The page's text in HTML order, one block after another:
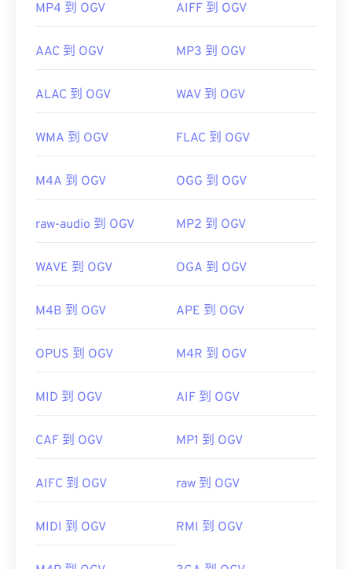
MP4 到 OGV AIFF 到 OGV
AAC 到 OGV MP3 到 OGV
ALAC 到 OGV WAV 到 OGV
WMA 到 OGV FLAC 到 OGV
M4A 到 OGV OGG 到 OGV
raw-audio 到 OGV MP2 到 OGV
WAVE 到 OGV OGA 到 OGV
M4B 到 OGV APE 到 OGV
OPUS 到 OGV M4R 到 OGV
MID 到 OGV AIF 到 OGV
CAF 到 OGV MP1 到 OGV
AIFC 到 OGV raw 到 OGV
MIDI 到 OGV RMI 到 OGV